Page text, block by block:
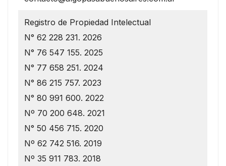
Registro de Propiedad Intelectual
N° 62 228 231. 2026
N° 76 547 155. 2025
N° 77 658 251. 2024
N° 86 215 757. 2023
N° 80 991 600. 2022
Nº 70 200 648. 2021
N° 50 456 715. 2020
Nº 62 742 516. 2019
Nº 35 911 783. 2018